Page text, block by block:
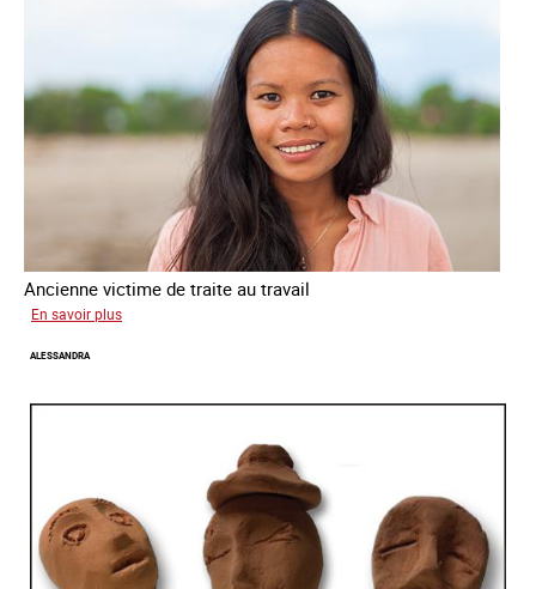
Ancienne victime de traite au travail
En savoir plus
ALESSANDRA